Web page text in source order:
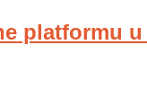
platformu